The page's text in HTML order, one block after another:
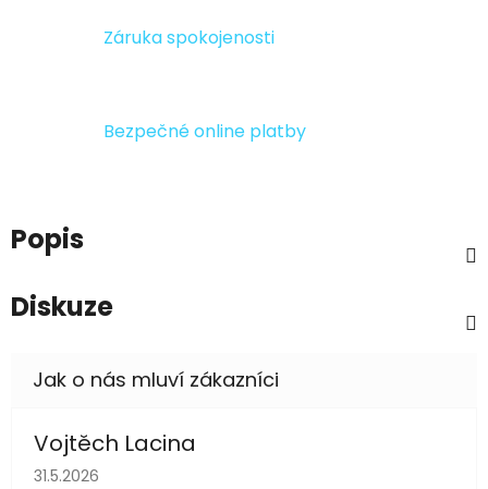
Záruka spokojenosti
Bezpečné online platby
Popis
Diskuze
Vojtěch Lacina
Hodnocení obchodu je 5 z 5 hvězdiček.
31.5.2026